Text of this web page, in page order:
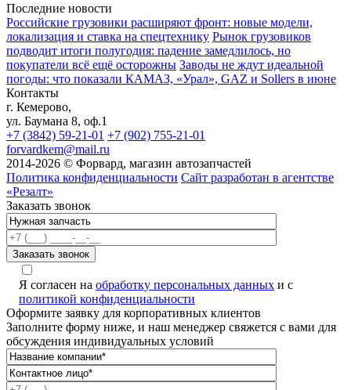
Последние новости
Российские грузовики расширяют фронт: новые модели,
локализация и ставка на спецтехнику Рынок грузовиков
подводит итоги полугодия: падение замедлилось, но
покупатели всё ещё осторожны Заводы не ждут идеальной
погоды: что показали КАМАЗ, «Урал», GAZ и Sollers в июне
Контакты
г. Кемерово,
ул. Баумана 8, оф.1
+7 (3842) 59-21-01 +7 (902) 755-21-01
forvardkem@mail.ru
2014-2026 © Форвард, магазин автозапчастей
Политика конфиденциальности Сайт разработан в агентстве
«Резалт»
Заказать звонок
Я согласен на обработку персональных данных и с
политикой конфиденциальности
Оформите заявку для корпоративных клиентов
Заполните форму ниже, и наш менеджер свяжется с вами для
обсуждения индивидуальных условий